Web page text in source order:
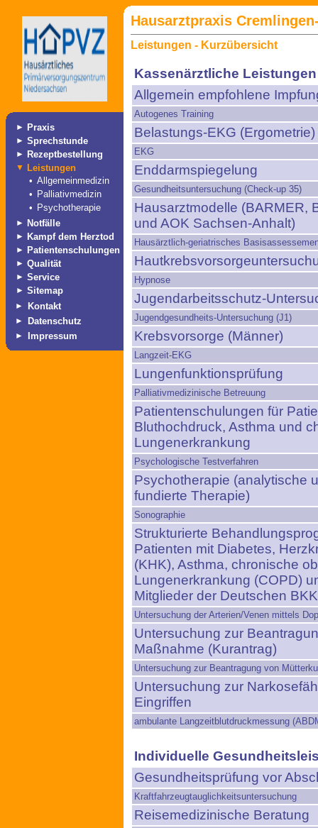
► Praxis
► Sprechstunde
► Rezeptbestellung
▼ Leistungen
• Allgemeinmedizin
• Palliativmedizin
• Psychotherapie
► Notfälle
► Kampf dem Herztod
► Patientenschulungen
► Qualität
► Service
► Sitemap
► Kontakt
► Datenschutz
► Impressum
Hausarztpraxis
Leistungen - Kurzübersicht
Kassenärztliche Leistungen
Allgemein empfohlene
Autogenes Training
Belastungs-EKG (Ergometrie)
EKG
Enddarmspiegelung
Gesundheitsuntersuchung (Check-up 35)
Hausarztmodelle (BARMER,
und AOK Sachsen-Anhalt)
Hausärztlich-geriatrisches
Hypnose
Jugendarbeitsschutz-
Jugendgesundheits-Untersuchung (J1)
Krebsvorsorge (Männer)
Langzeit-EKG
Lungenfunktionsprüfung
Palliativmedizinische Betreuung
Patientenschulungen für
Bluthochdruck, Asthma und
Lungenerkrankung
Psychologische Testverfahren
Psychotherapie (analytische
fundierte Therapie)
Sonographie
Strukturierte
Patienten mit Diabetes,
(KHK), Asthma, chronische
Lungenerkrankung (COPD)
Mitglieder der Deutschen
Untersuchung der Arterien/Venen mittels
Untersuchung zur
Maßnahme (Kurantrag)
Untersuchung zur Beantragung von
Untersuchung zur
Eingriffen
ambulante Langzeitblutdruckmessung
Individuelle
Gesundheitsprüfung vor
Kraftfahrzeugtauglichkeitsuntersuchung
Reisemedizinische Beratung